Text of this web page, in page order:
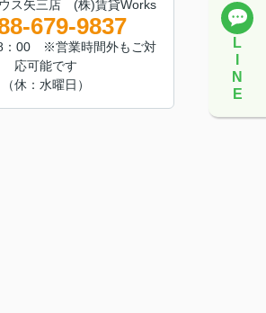
L
N
E
ス矢三店 (株)賃貸Works
679-9837
：00 ※営業時間外もご対
応可能です
（休：水曜日）